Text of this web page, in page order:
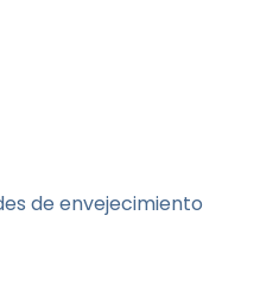
de envejecimiento